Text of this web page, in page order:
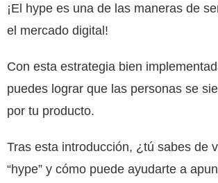
¡El hype es una de las maneras de
el mercado digital!
Con esta estrategia bien
puedes lograr que las personas se
por tu producto.
Tras esta introducción, ¿tú sabes de
“hype” y cómo puede ayudarte a